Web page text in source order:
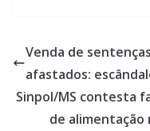
Venda de
afastados:
Sinpol/MS contesta
de alimentação